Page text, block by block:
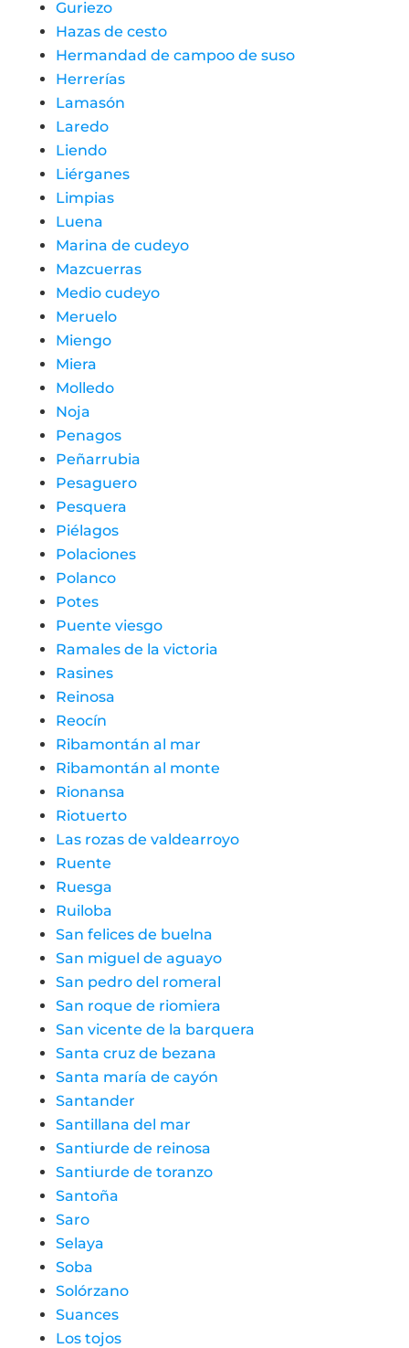
Guriezo
Hazas de cesto
Hermandad de campoo de suso
Herrerías
Lamasón
Laredo
Liendo
Liérganes
Limpias
Luena
Marina de cudeyo
Mazcuerras
Medio cudeyo
Meruelo
Miengo
Miera
Molledo
Noja
Penagos
Peñarrubia
Pesaguero
Pesquera
Piélagos
Polaciones
Polanco
Potes
Puente viesgo
Ramales de la victoria
Rasines
Reinosa
Reocín
Ribamontán al mar
Ribamontán al monte
Rionansa
Riotuerto
Las rozas de valdearroyo
Ruente
Ruesga
Ruiloba
San felices de buelna
San miguel de aguayo
San pedro del romeral
San roque de riomiera
San vicente de la barquera
Santa cruz de bezana
Santa maría de cayón
Santander
Santillana del mar
Santiurde de reinosa
Santiurde de toranzo
Santoña
Saro
Selaya
Soba
Solórzano
Suances
Los tojos